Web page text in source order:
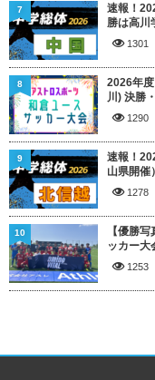
速報！
勝は高川
1301
7
2026年
川) 決勝
1290
8
速報！
山県開催
1278
9
【優勝
ッカー大
1253
10